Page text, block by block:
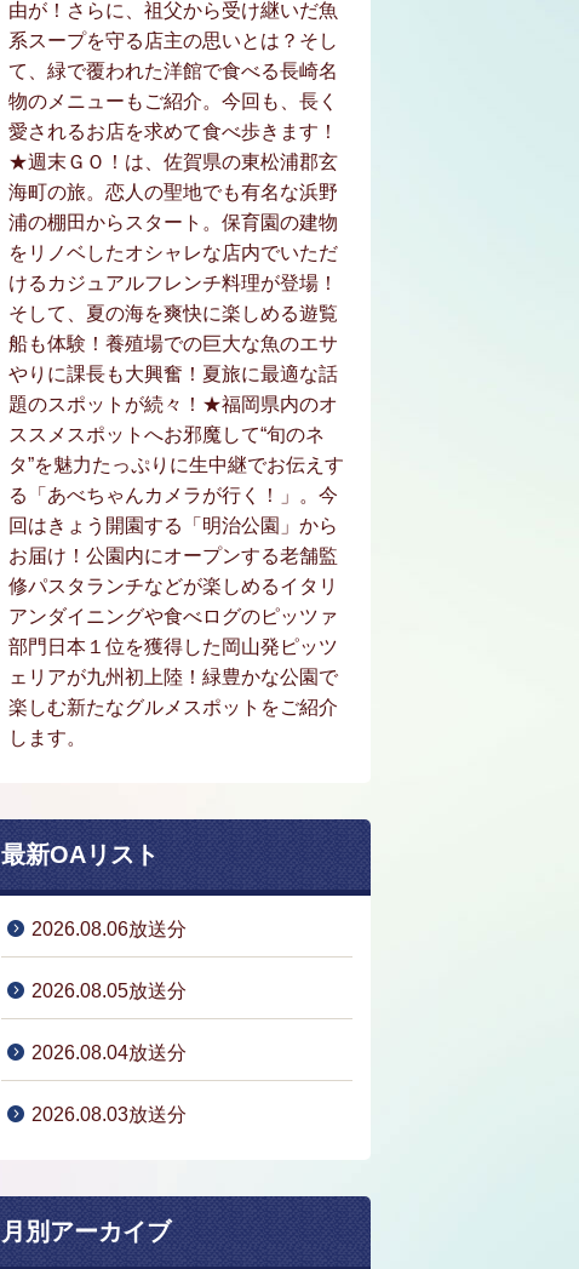
由が！さらに、祖父から受け継いだ魚
系スープを守る店主の思いとは？そし
て、緑で覆われた洋館で食べる長崎名
物のメニューもご紹介。今回も、長く
愛されるお店を求めて食べ歩きます！
★週末ＧＯ！は、佐賀県の東松浦郡玄
海町の旅。恋人の聖地でも有名な浜野
浦の棚田からスタート。保育園の建物
をリノベしたオシャレな店内でいただ
けるカジュアルフレンチ料理が登場！
そして、夏の海を爽快に楽しめる遊覧
船も体験！養殖場での巨大な魚のエサ
やりに課長も大興奮！夏旅に最適な話
題のスポットが続々！★福岡県内のオ
ススメスポットへお邪魔して“旬のネ
タ”を魅力たっぷりに生中継でお伝えす
る「あべちゃんカメラが行く！」。今
回はきょう開園する「明治公園」から
お届け！公園内にオープンする老舗監
修パスタランチなどが楽しめるイタリ
アンダイニングや食べログのピッツァ
部門日本１位を獲得した岡山発ピッツ
ェリアが九州初上陸！緑豊かな公園で
楽しむ新たなグルメスポットをご紹介
します。
最新OAリスト
2026.08.06放送分
2026.08.05放送分
2026.08.04放送分
2026.08.03放送分
月別アーカイブ